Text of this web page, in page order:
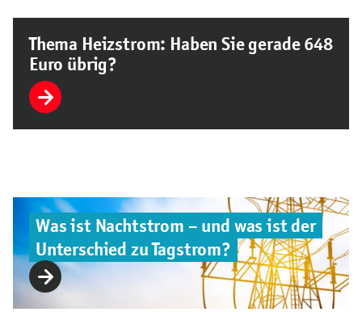
Thema Heizstrom: Haben Sie gerade 648
Euro übrig?
Was ist Nachtstrom – und was ist der
Unterschied zu Tagstrom?